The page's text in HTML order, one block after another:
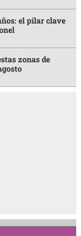
el pilar clave
zonas de